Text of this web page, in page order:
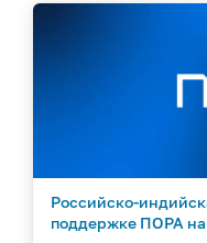
Российско-
поддержке ПОРА